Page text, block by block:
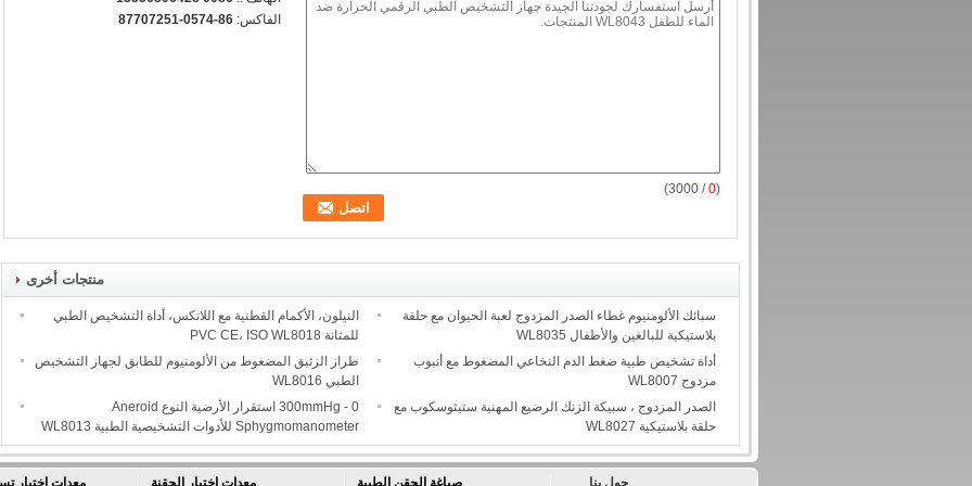
الفاكس: 86-0574-87707251
(
0
/ 3000)
منتجات أخرى
النيلون، الأكمام القطنية مع اللاتكس، أداة التشخيص الطبي
للمثانة PVC CE، ISO WL8018
سبائك الألومنيوم غطاء الصدر المزدوج لعبة الحيوان مع حلقة
بلاستيكية للبالغين والأطفال WL8035
طراز الزئبق المضغوط من الألومنيوم للطابق لجهاز التشخيص
الطبي WL8016
أداة تشخيص طبية ضغط الدم النخاعي المضغوط مع أنبوب
مزدوج WL8007
0 - 300mmHg استقرار الأرضية النوع Aneroid
Sphygmomanometer للأدوات التشخيصية الطبية WL8013
الصدر المزدوج ، سبيكة الزنك الرضيع المهنية ستيثوسكوب مع
حلقة بلاستيكية WL8027